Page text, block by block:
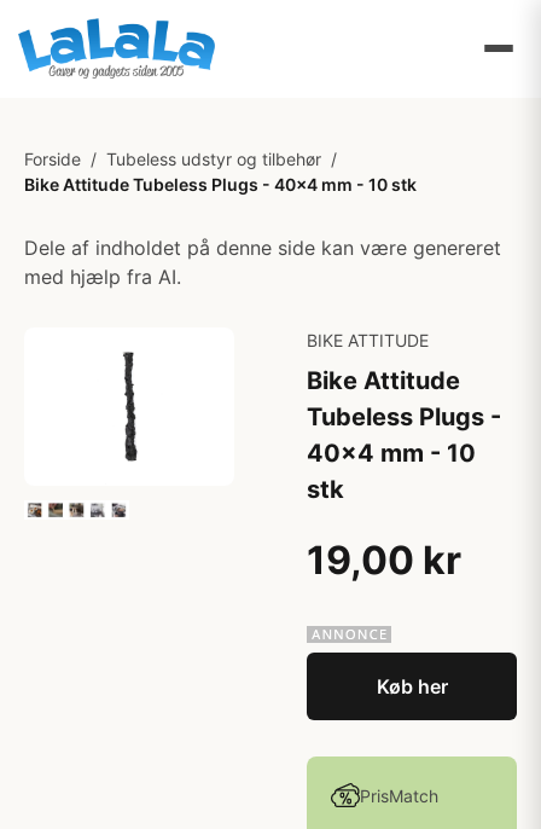
Forside / Tubeless udstyr og tilbehør /
Bike Attitude Tubeless Plugs - 40x4 mm - 10 stk
Dele af indholdet på denne side kan være genereret
med hjælp fra AI.
BIKE ATTITUDE
Bike Attitude
Tubeless Plugs -
40x4 mm - 10
stk
19,00 kr
Køb her
PrisMatch